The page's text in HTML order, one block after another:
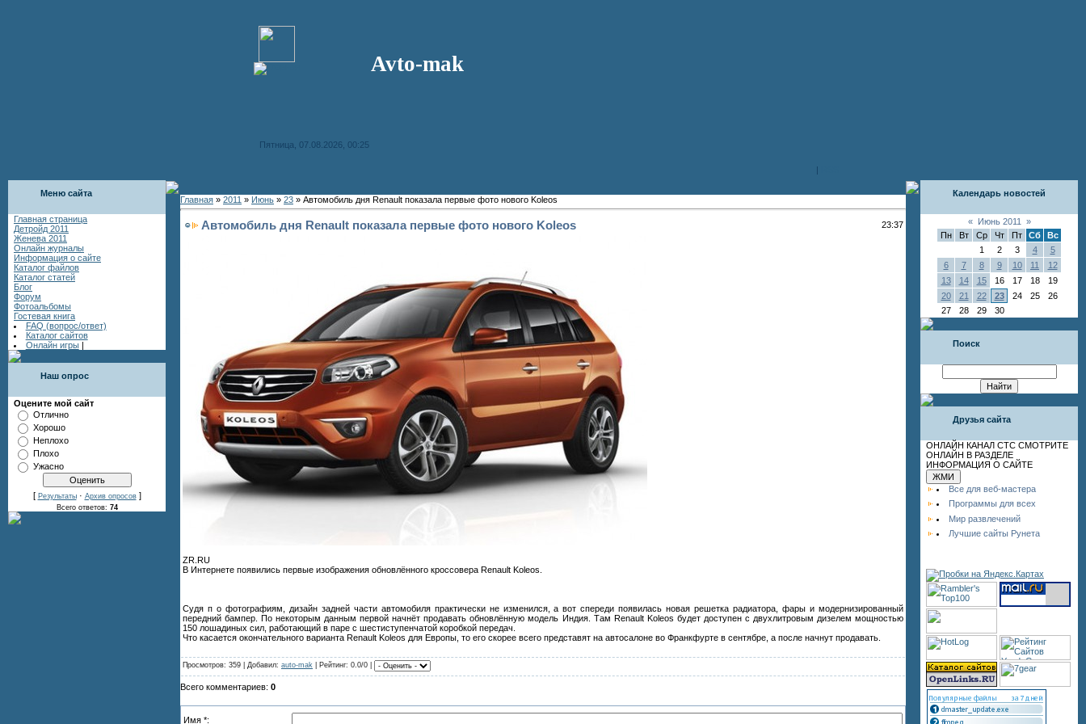
Avto-mak
Пятница, 07.08.2026, 00:25
|
Меню сайта
Главная страница
Детройд 2011
Женева 2011
Онлайн журналы
Информация о сайте
Каталог файлов
Каталог статей
Блог
Форум
Фотоальбомы
Гостевая книга
FAQ (вопрос/ответ)
Каталог сайтов
Онлайн игры |
Наш опрос
Оцените мой сайт
Отлично
Хорошо
Неплохо
Плохо
Ужасно
[ Результаты· Архив опросов]
Всего ответов: 74
Главная » 2011 » Июнь » 23 » Автомобиль дня Renault показала первые фото нового Koleos
Автомобиль дня Renault показала первые фото нового Koleos 23:37
ZR.RU
В Интернете появились первые изображения обновлённого кроссовера Renault Koleos.
Судя п о фотографиям, дизайн задней части автомобиля практически не изменился, а вот спереди появилась новая решетка радиатора, фары и модернизированный
передний бампер. По некоторым данным первой начнёт продавать обновлённую модель Индия. Там Renault Koleos будет доступен с двухлитровым дизелем мощностью
150 лошадиных сил, работающий в паре с шестиступенчатой коробкой передач.
Что касается окончательного варианта Renault Koleos для Европы, то его скорее всего представят на автосалоне во Франкфурте в сентябре, а после начнут продавать.
Просмотров: 359 | Добавил: auto-mak | Рейтинг: 0.0/0 |
Всего комментариев: 0
Имя *:
Календарь новостей
« Июнь 2011
»
Пн
Вт Ср Чт Пт Сб
Вс
1
2 3 4
5
6
7 8 9 10 11
12
13
14 15 16 17 18
19
20
21 22 23 24 25
26
27
28 29 30
Поиск
Друзья сайта
ОНЛАЙН КАНАЛ СТС СМОТРИТЕ
ОНЛАЙН В РАЗДЕЛЕ
ИНФОРМАЦИЯ О САЙТЕ
Все для веб-мастера
Программы для всех
Мир развлечений
Лучшие сайты Рунета